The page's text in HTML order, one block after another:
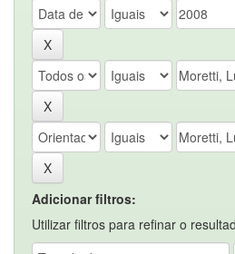
Adicionar filtros:
Utilizar filtros para refinar o